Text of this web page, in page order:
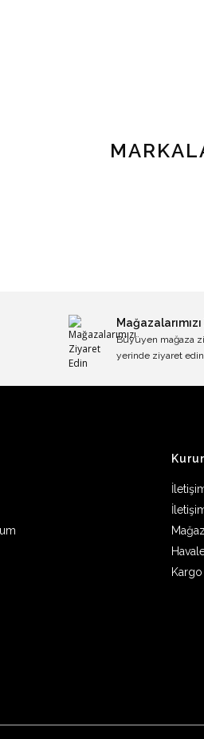
Büyüyen mağaza
yerinde ziyaret